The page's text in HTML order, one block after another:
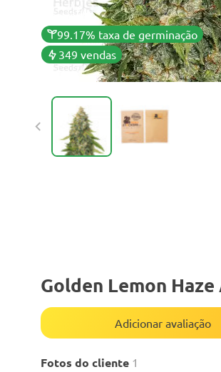
99.17% taxa de germinação
349 vendas
Golden Lemon
Adicionar avaliação
Fotos do cliente 1